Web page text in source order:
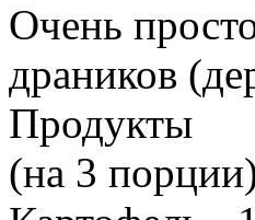
Очень
драников
Продукты
(на 3